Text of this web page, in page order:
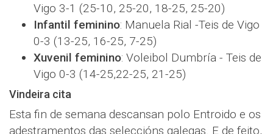
Vigo 3-1 (25-10, 25-20, 18-25, 25-20)
Infantil feminino: Manuela Rial -Teis de Vigo
0-3 (13-25, 16-25, 7-25)
Xuvenil feminino: Voleibol Dumbría - Teis de
Vigo 0-3 (14-25,22-25, 21-25)
Vindeira cita
Esta fin de semana descansan polo Entroido e os
adestramentos das seleccións galegas. E de feito,